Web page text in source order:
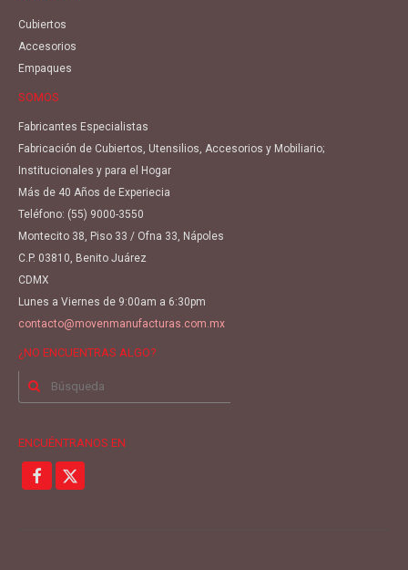
Cubiertos
Accesorios
Empaques
SOMOS
Fabricantes Especialistas
Fabricación de Cubiertos, Utensilios, Accesorios y Mobiliario;
Institucionales y para el Hogar
Más de 40 Años de Experiecia
Teléfono: (55) 9000-3550
Montecito 38, Piso 33 / Ofna 33, Nápoles
C.P. 03810, Benito Juárez
CDMX
Lunes a Viernes de 9:00am a 6:30pm
contacto@movenmanufacturas.com.mx
¿NO ENCUENTRAS ALGO?
Buscar
ENCUÉNTRANOS EN